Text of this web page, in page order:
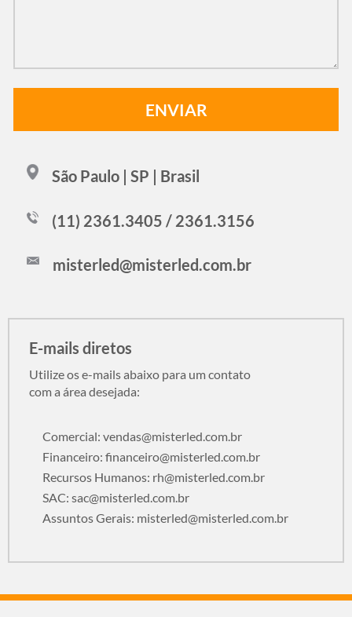
São Paulo | SP | Brasil
(11) 2361.3405 / 2361.3156
misterled@misterled.com.br
E-mails diretos
Utilize os e-mails abaixo para um contato
com a área desejada:
Comercial: vendas@misterled.com.br
Financeiro: financeiro@misterled.com.br
Recursos Humanos: rh@misterled.com.br
SAC: sac@misterled.com.br
Assuntos Gerais: misterled@misterled.com.br